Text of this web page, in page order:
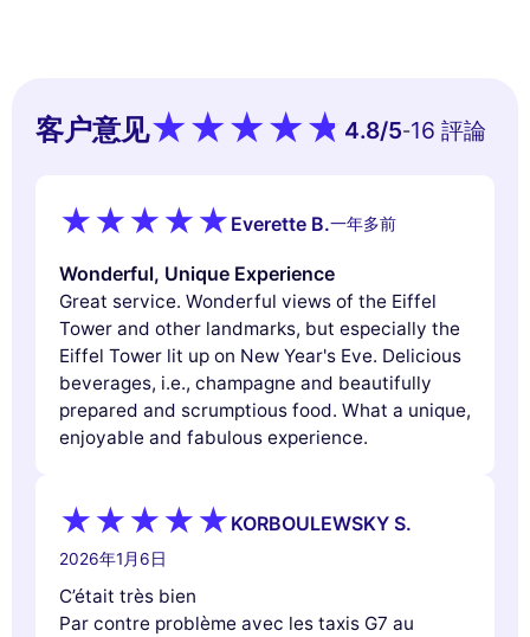
客户意见 4.8/5-16 評論
Everette B.一年多前
Wonderful, Unique Experience
Great service. Wonderful views of the Eiffel
Tower and other landmarks, but especially the
Eiffel Tower lit up on New Year's Eve. Delicious
beverages, i.e., champagne and beautifully
prepared and scrumptious food. What a unique,
enjoyable and fabulous experience.
KORBOULEWSKY S.
2026年1月6日
C’était très bien
Par contre problème avec les taxis G7 au